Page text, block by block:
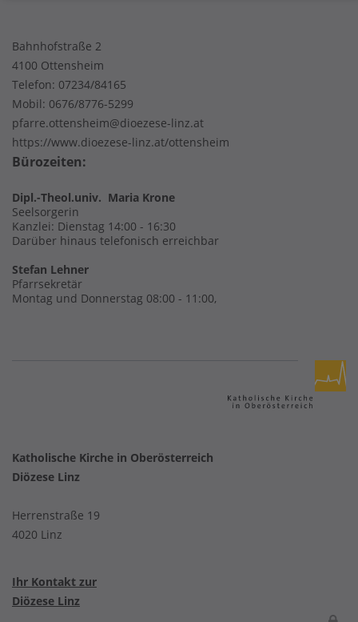
Bahnhofstraße 2
4100 Ottensheim
Telefon: 07234/84165
Mobil: 0676/8776-5299
pfarre.ottensheim@dioezese-linz.at
https://www.dioezese-linz.at/ottensheim
Bürozeiten:
Dipl.-Theol.univ. Maria Krone
Seelsorgerin
Kanzlei: Dienstag 14:00 - 16:30
Darüber hinaus telefonisch erreichbar
Stefan Lehner
Pfarrsekretär
Montag und Donnerstag 08:00 - 11:00,
Katholische Kirche in Oberösterreich
Diözese Linz
Herrenstraße 19
4020 Linz
Ihr Kontakt zur
Diözese Linz